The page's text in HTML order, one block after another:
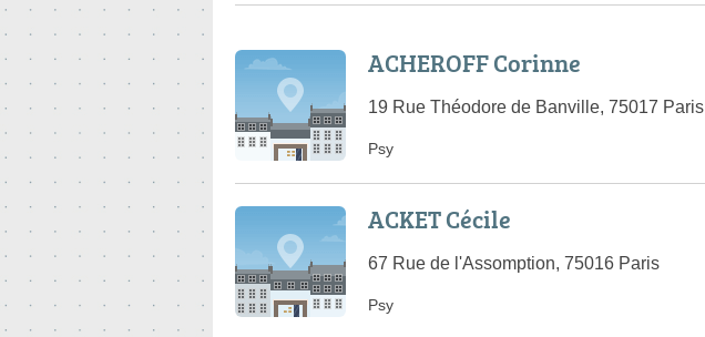
ACHEROFF Corinne
19 Rue Théodore de Banville, 75017 Paris
Psy
ACKET Cécile
67 Rue de l'Assomption, 75016 Paris
Psy